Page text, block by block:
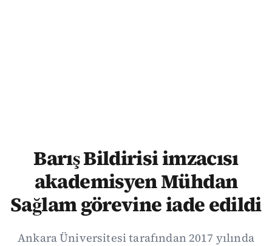
Barış Bildirisi imzacısı
akademisyen Mühdan
Sağlam görevine iade edildi
Ankara Üniversitesi tarafından 2017 yılında